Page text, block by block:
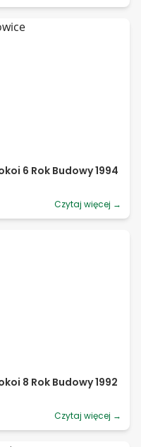
6 Rok Budowy 1994
Czytaj więcej →
8 Rok Budowy 1992
Czytaj więcej →